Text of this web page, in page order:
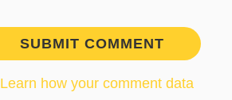
Learn how your comment data